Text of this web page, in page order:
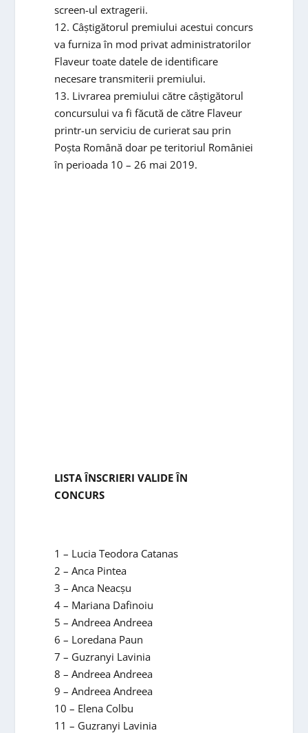
screen-ul extragerii.
12. Câștigătorul premiului acestui concurs
va furniza în mod privat administratorilor
Flaveur toate datele de identificare
necesare transmiterii premiului.
13. Livrarea premiului către câștigătorul
concursului va fi făcută de către Flaveur
printr-un serviciu de curierat sau prin
Poșta Română doar pe teritoriul României
în perioada 10 – 26 mai 2019.
LISTA ÎNSCRIERI VALIDE ÎN
CONCURS
1 – Lucia Teodora Catanas
2 – Anca Pintea
3 – Anca Neacşu
4 – Mariana Dafinoiu
5 – Andreea Andreea
6 – Loredana Paun
7 – Guzranyi Lavinia
8 – Andreea Andreea
9 – Andreea Andreea
10 – Elena Colbu
11 – Guzranyi Lavinia